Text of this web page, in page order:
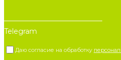
Telegram
Даю согласие на обработку